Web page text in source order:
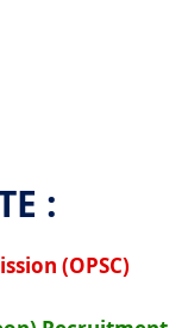
:
(OPSC)